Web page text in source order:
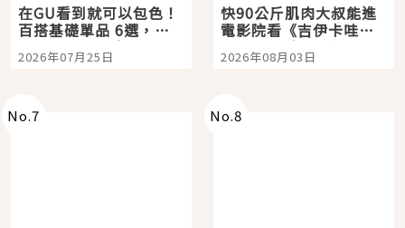
在GU看到就可以包色！
百搭基礎單品 6選，閉
眼全收也不心疼
2026年07月25日
快90公斤肌肉大叔能進
電影院看《吉伊卡哇》
嗎？日本重金屬樂團
「打首」會長與nagano
2026年08月03日
No.7 No.8